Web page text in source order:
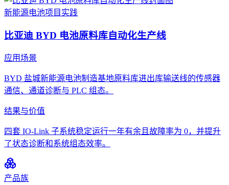
新能源电池项目实践
比亚迪 BYD 电池原料库自动化生产线
应用场景
BYD 盐城新能源电池制造基地原料库进出库输送线的传感器
通信、通道诊断与 PLC 组态。
结果与价值
四套 IO-Link 子系统稳定运行一年有余且故障率为 0，并提升
了状态诊断和系统组态效率。
产品族